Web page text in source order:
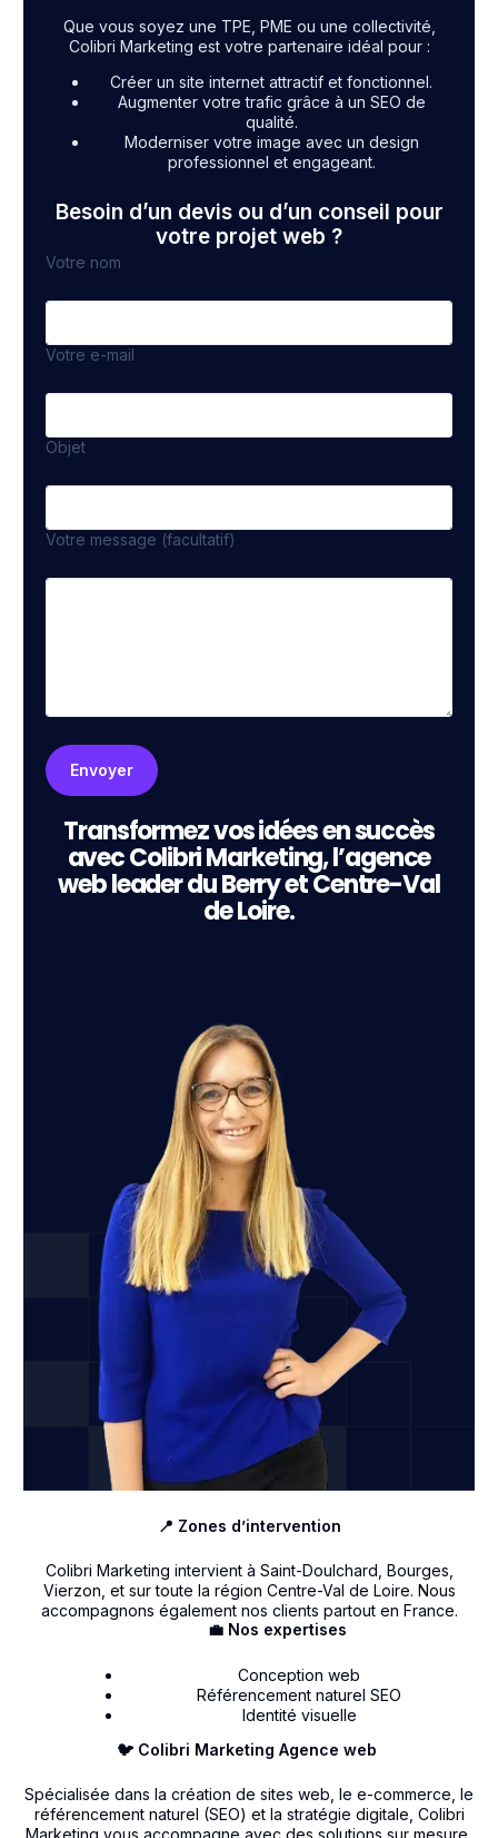
Que vous soyez une TPE, PME ou une collectivité,
Colibri Marketing est votre partenaire idéal pour :
Créer un site internet attractif et fonctionnel.
Augmenter votre trafic grâce à un SEO de
qualité.
Moderniser votre image avec un design
professionnel et engageant.
Besoin d’un devis ou d’un conseil pour
votre projet web ?
Votre nom
Votre e-mail
Objet
Votre message (facultatif)
Transformez vos idées en succès
avec Colibri Marketing, l’agence
web leader du Berry et Centre-Val
de Loire.
🐦 Colibri Marketing Agence web
Spécialisée dans la création de sites web, le e-commerce, le
référencement naturel (SEO) et la stratégie digitale, Colibri
💼 Nos expertises
Conception web
Référencement naturel SEO
Identité visuelle
📍 Zones d’intervention
Colibri Marketing intervient à Saint-Doulchard, Bourges,
Vierzon, et sur toute la région Centre-Val de Loire. Nous
accompagnons également nos clients partout en France.